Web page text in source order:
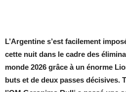
L’Argentine s’est facilement
cette nuit dans le cadre des
monde 2026 grâce à un énorme
buts et de deux passes décisives.